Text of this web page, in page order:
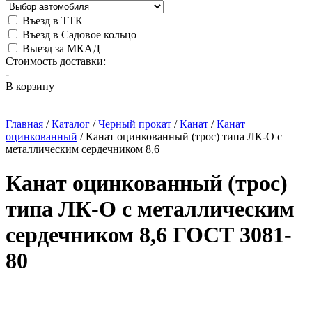
Въезд в ТТК
Въезд в Садовое кольцо
Выезд за МКАД
Стоимость доставки:
-
В корзину
Главная /Каталог /Черный прокат /Канат /Канат
оцинкованный /Канат оцинкованный (трос) типа ЛК-О с
металлическим сердечником 8,6
Канат оцинкованный (трос)
типа ЛК-О с металлическим
сердечником 8,6 ГОСТ 3081-
80